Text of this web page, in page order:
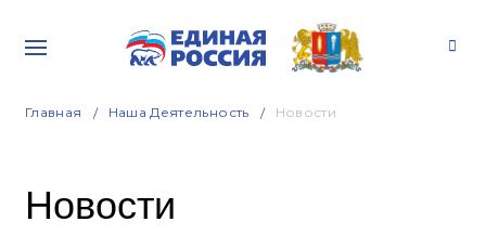
Главная Наша Деятельность Новости
Новости